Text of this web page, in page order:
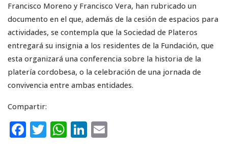
Francisco Moreno y Francisco Vera, han rubricado un
documento en el que, además de la cesión de espacios para
actividades, se contempla que la Sociedad de Plateros
entregará su insignia a los residentes de la Fundación, que
esta organizará una conferencia sobre la historia de la
platería cordobesa, o la celebración de una jornada de
convivencia entre ambas entidades.
Compartir:
F
a
T
w
W
h
Li
n